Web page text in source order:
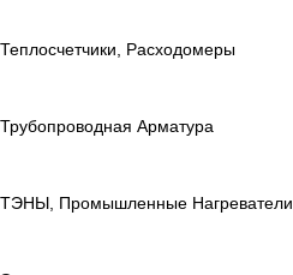
Теплосчетчики, Расходомеры
Трубопроводная Арматура
ТЭНЫ, Промышленные Нагреватели